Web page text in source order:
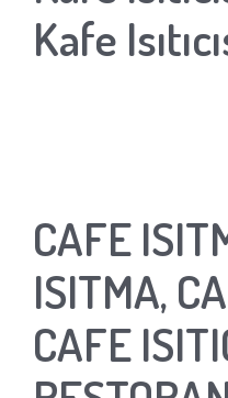
Kafe
CAFE
ISITMA,
CAFE